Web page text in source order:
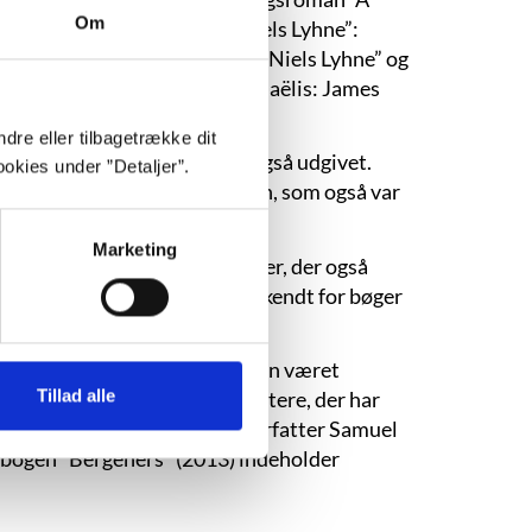
Om
eller tilbagetrække dit
under ”Detaljer”.
Marketing
Tillad alle
dannelsesroman ”Niels Lyhne”:
udviklingsroman ”Niels Lyhne” og
af delene.” (Bo Tao Michaëlis: James
Eliots ”The Waste Land”, også udgivet.
Édouard Dujardin, som også var
anden modernistisk forfatter, der også
engelske forfatter er bl.a. kendt for bøger
og mange forfattere har siden været
eksperimenterende forfattere, der har
om den irsk-franske forfatter Samuel
”Bergeners” (2013) indeholder